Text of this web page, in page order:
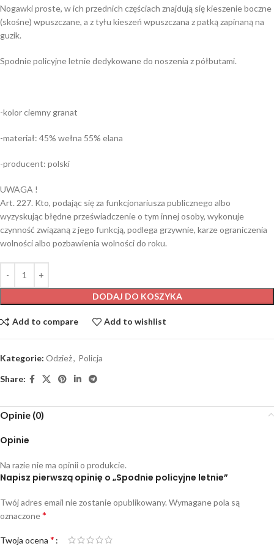
Nogawki proste, w ich przednich częściach znajdują się kieszenie boczne
(skośne) wpuszczane, a z tyłu kieszeń wpuszczana z patką zapinaną na
guzik.
Spodnie policyjne letnie dedykowane do noszenia z półbutami.
-kolor ciemny granat
-materiał: 45% wełna 55% elana
-producent: polski
UWAGA !
Art. 227. Kto, podając się za funkcjonariusza publicznego albo
wyzyskując błędne przeświadczenie o tym innej osoby, wykonuje
czynność związaną z jego funkcją, podlega grzywnie, karze ograniczenia
wolności albo pozbawienia wolności do roku.
DODAJ DO KOSZYKA
Add to compare Add to wishlist
Kategorie: Odzież, Policja
Share:
Opinie (0)
Opinie
Na razie nie ma opinii o produkcie.
Napisz pierwszą opinię o „Spodnie policyjne letnie”
Twój adres email nie zostanie opublikowany. Wymagane pola są
oznaczone*
Twoja ocena *